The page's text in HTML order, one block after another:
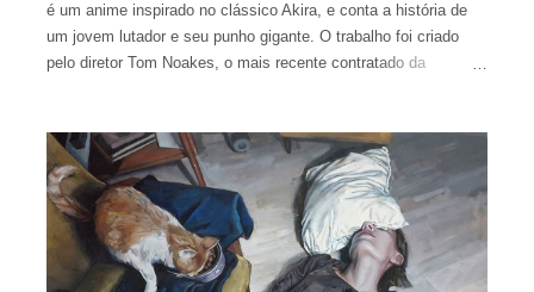
é um anime inspirado no clássico Akira, e conta a história de
um jovem lutador e seu punho gigante. O trabalho foi criado
pelo diretor Tom Noakes, o mais recente contratado da
Trub Animation.